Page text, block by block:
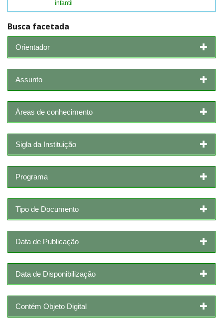
infantil
Busca facetada
Orientador
Assunto
Áreas de conhecimento
Sigla da Instituição
Programa
Tipo de Documento
Data de Publicação
Data de Disponibilização
Contém Objeto Digital